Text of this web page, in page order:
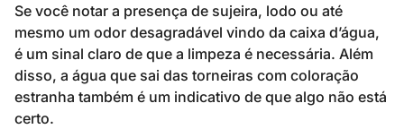
Se você notar a presença de sujeira, lodo ou até
mesmo um odor desagradável vindo da caixa d’água,
é um sinal claro de que a limpeza é necessária. Além
disso, a água que sai das torneiras com coloração
estranha também é um indicativo de que algo não está
certo.